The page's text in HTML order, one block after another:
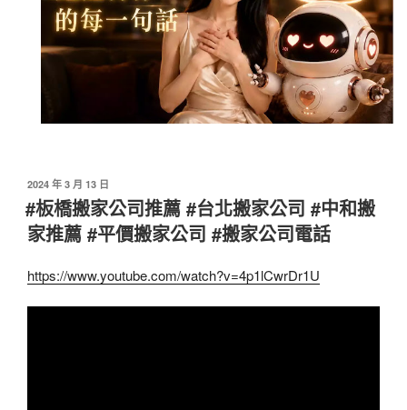
發
佈
於
2024 年 3 月 13 日
#板橋搬家公司推薦 #台北搬家公司 #中和搬
家推薦 #平價搬家公司 #搬家公司電話
https://www.youtube.com/watch?v=4p1lCwrDr1U